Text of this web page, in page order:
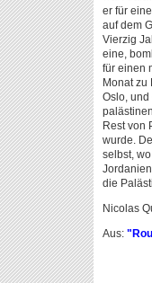
er für
auf dem
Vierzig
eine,
für einen
Monat zu
Oslo,
Rest von
wurde.
selbst,
die
Nicolas
Aus: